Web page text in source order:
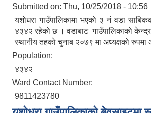
Submitted on: Thu, 10/25/2018 - 10:56
यशाेधरा गाउँपालिकामा भएकाे ३ नं वडा
४३४२ रहेकाे छ । वडाबाट गाउँपालिकाकाे
स्थानीय तहकाे चुनाब २०७९ मा अध्यक्षकाे रुपमा
Population:
४३४२
Ward Contact Number:
9811423780